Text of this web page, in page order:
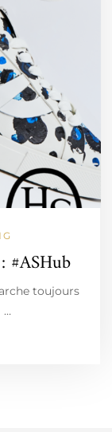
#ASHub
toujours
…